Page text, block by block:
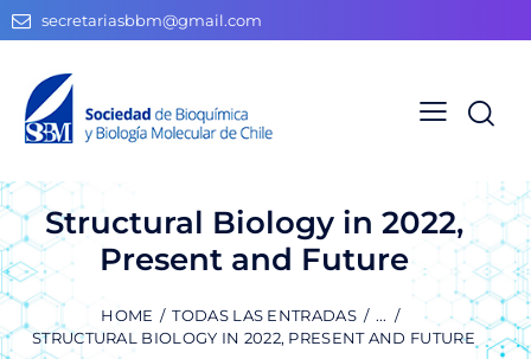
secretariasbbm@gmail.com
Structural Biology in 2022,
Present and Future
HOME TODAS LAS ENTRADAS
...
STRUCTURAL BIOLOGY IN 2022, PRESENT AND FUTURE